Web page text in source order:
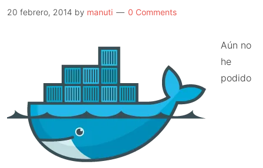
usar
20 febrero, 2014 by manuti 0 Comments
Aún no
he
podido